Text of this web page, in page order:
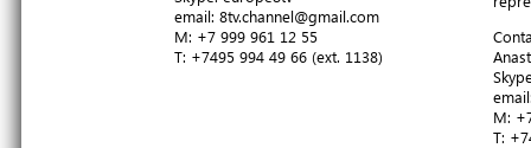
email: 8tv.channel@gmail.com
M: +7 999 961 12 55
T​: +7495 994 49 66 (ext. 1138)
M:
T​: